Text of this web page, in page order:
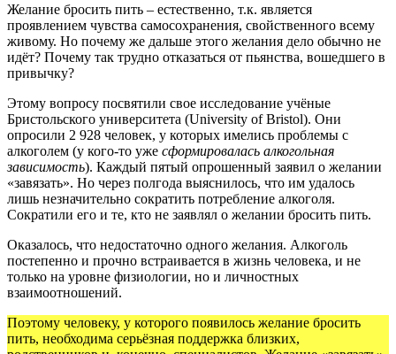
Желание бросить пить – естественно, т.к. является
проявлением чувства самосохранения, свойственного всему
живому. Но почему же дальше этого желания дело обычно не
идёт? Почему так трудно отказаться от пьянства, вошедшего в
привычку?
Этому вопросу посвятили свое исследование учёные
Бристольского университета (University of Bristol). Они
опросили 2 928 человек, у которых имелись проблемы с
алкоголем (у кого-то уже сформировалась алкогольная
зависимость). Каждый пятый опрошенный заявил о желании
«завязать». Но через полгода выяснилось, что им удалось
лишь незначительно сократить потребление алкоголя.
Сократили его и те, кто не заявлял о желании бросить пить.
Оказалось, что недостаточно одного желания. Алкоголь
постепенно и прочно встраивается в жизнь человека, и не
только на уровне физиологии, но и личностных
взаимоотношений.
Поэтому человеку, у которого появилось желание бросить
пить, необходима серьёзная поддержка близких,